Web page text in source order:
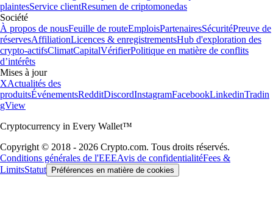
plaintesService clientResumen de criptomonedas
Société
À propos de nousFeuille de routeEmploisPartenairesSécuritéPreuve de
réservesAffiliationLicences & enregistrementsHub d'exploration des
crypto-actifsClimatCapitalVérifierPolitique en matière de conflits
d’intérêts
Mises à jour
XActualités des
produitsÉvénementsRedditDiscordInstagramFacebookLinkedinTradin
gView
Cryptocurrency in Every Wallet™
Copyright © 2018 - 2026 Crypto.com. Tous droits réservés.
Conditions générales de l'EEEAvis de confidentialitéFees &
LimitsStatut Préférences en matière de cookies